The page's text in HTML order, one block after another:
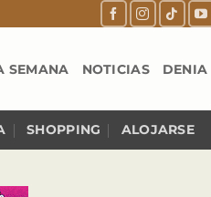
SEMANA NOTICIAS DENIA
SHOPPING ALOJARSE